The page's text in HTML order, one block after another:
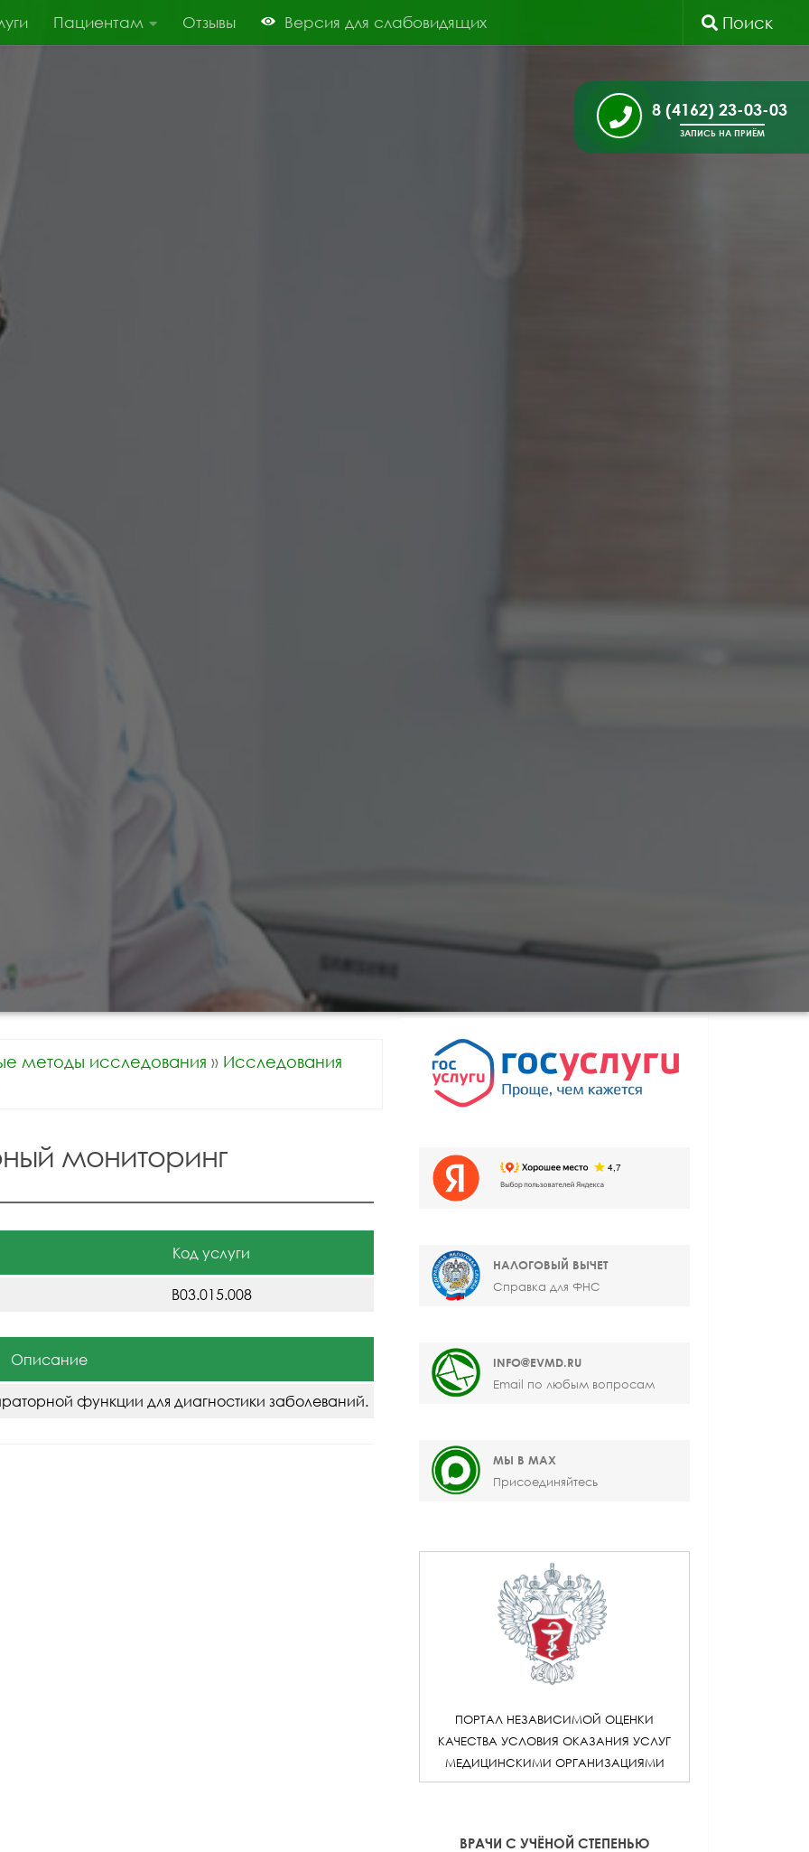
Пациентам Отзывы Версия для слабовидящих Поиск
8 (4162) 23-03-03
ЗАПИСЬ НА ПРИЁМ
методы исследования » Исследования
мониторинг
Код услуги
B03.015.008
Описание
функции для диагностики заболеваний.
НАЛОГОВЫЙ ВЫЧЕТ
Справка для ФНС
INFO@EVMD.RU
Email по любым вопросам
МЫ В MAX
Присоединяйтесь
ПОРТАЛ НЕЗАВИСИМОЙ ОЦЕНКИ
КАЧЕСТВА УСЛОВИЯ ОКАЗАНИЯ УСЛУГ
МЕДИЦИНСКИМИ ОРГАНИЗАЦИЯМИ
ВРАЧИ С УЧЁНОЙ СТЕПЕНЬЮ